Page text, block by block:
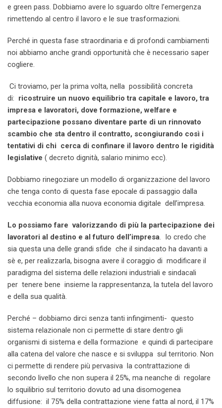
e green pass. Dobbiamo avere lo sguardo oltre l’emergenza
rimettendo al centro il lavoro e le sue trasformazioni.
Perché in questa fase straordinaria e di profondi cambiamenti
noi abbiamo anche grandi opportunità che è necessario saper
cogliere.
Ci troviamo, per la prima volta, nella possibilità concreta
di: ricostruire un nuovo equilibrio tra capitale e lavoro, tra
impresa e lavoratori, dove formazione, welfare e
partecipazione possano diventare parte di un rinnovato
scambio che sta dentro il contratto, scongiurando così i
tentativi di chi cerca di confinare il lavoro dentro le rigidità
legislative ( decreto dignità, salario minimo ecc).
Dobbiamo rinegoziare un modello di organizzazione del lavoro
che tenga conto di questa fase epocale di passaggio dalla
vecchia economia alla nuova economia digitale dell’impresa.
Lo possiamo fare valorizzando di più la partecipazione dei
lavoratori al destino e al futuro dell’impresa. Io credo che
sia questa una delle grandi sfide che il sindacato ha davanti a
sè e, per realizzarla, bisogna avere il coraggio di modificare il
paradigma del sistema delle relazioni industriali e sindacali
per tenere bene insieme la rappresentanza, la tutela del lavoro
e della sua qualità.
Perché – dobbiamo dirci senza tanti infingimenti- questo
sistema relazionale non ci permette di stare dentro gli
organismi di sistema e della formazione e quindi di partecipare
alla catena del valore che nasce e si sviluppa sul territorio. Non
ci permette di rendere più pervasiva la contrattazione di
secondo livello che non supera il 25%, ma neanche di regolare
lo squilibrio sul territorio dovuto ad una disomogenea
diffusione: il 75% della contrattazione viene fatta al nord, il 17%